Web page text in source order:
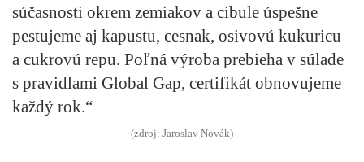
súčasnosti okrem zemiakov a cibule úspešne
pestujeme aj kapustu, cesnak, osivovú kukuricu
a cukrovú repu. Poľná výroba prebieha v súlade
s pravidlami Global Gap, certifikát obnovujeme
každý rok.“
(zdroj: Jaroslav Novák)